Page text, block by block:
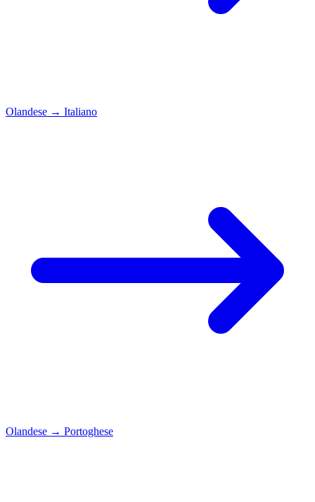
Olandese → Italiano
Olandese → Portoghese